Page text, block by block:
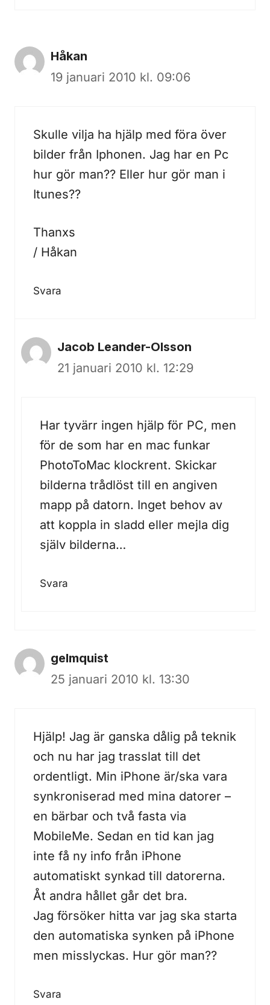
Håkan
19 januari 2010 kl. 09:06
Skulle vilja ha hjälp med föra över
bilder från Iphonen. Jag har en Pc
hur gör man?? Eller hur gör man i
Itunes??
Thanxs
/ Håkan
Svara
Jacob Leander-Olsson
21 januari 2010 kl. 12:29
Har tyvärr ingen hjälp för PC, men
för de som har en mac funkar
PhotoToMac klockrent. Skickar
bilderna trådlöst till en angiven
mapp på datorn. Inget behov av
att koppla in sladd eller mejla dig
själv bilderna…
Svara
gelmquist
25 januari 2010 kl. 13:30
Hjälp! Jag är ganska dålig på teknik
och nu har jag trasslat till det
ordentligt. Min iPhone är/ska vara
synkroniserad med mina datorer –
en bärbar och två fasta via
MobileMe. Sedan en tid kan jag
inte få ny info från iPhone
automatiskt synkad till datorerna.
Åt andra hållet går det bra.
Jag försöker hitta var jag ska starta
den automatiska synken på iPhone
men misslyckas. Hur gör man??
Svara